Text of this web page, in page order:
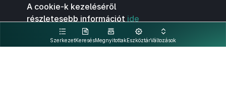
SzerkezetKeresésMegnyitottakEszköztárVáltozások
A cookie-k kezeléséről
részletesebb információt ide
kattintva olvashat.